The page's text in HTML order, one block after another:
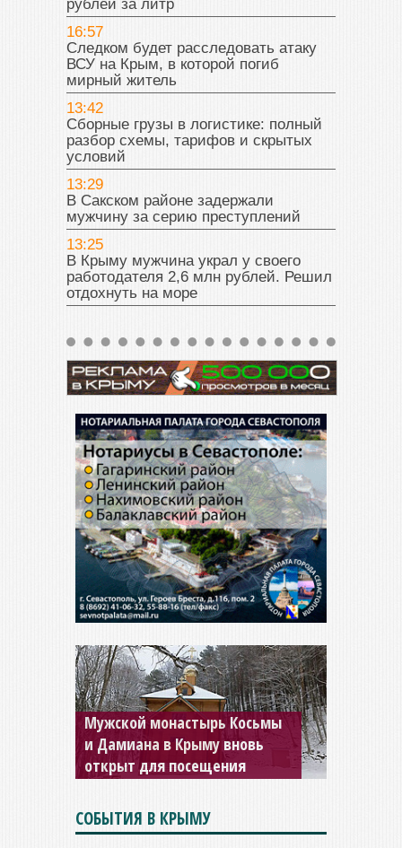
рублей за литр
16:57
Следком будет расследовать атаку
ВСУ на Крым, в которой погиб
мирный житель
13:42
Сборные грузы в логистике: полный
разбор схемы, тарифов и скрытых
условий
13:29
В Сакском районе задержали
мужчину за серию преступлений
13:25
В Крыму мужчина украл у своего
работодателя 2,6 млн рублей. Решил
отдохнуть на море
Мужской монастырь Косьмы
и Дамиана в Крыму вновь
открыт для посещения
СОБЫТИЯ В КРЫМУ